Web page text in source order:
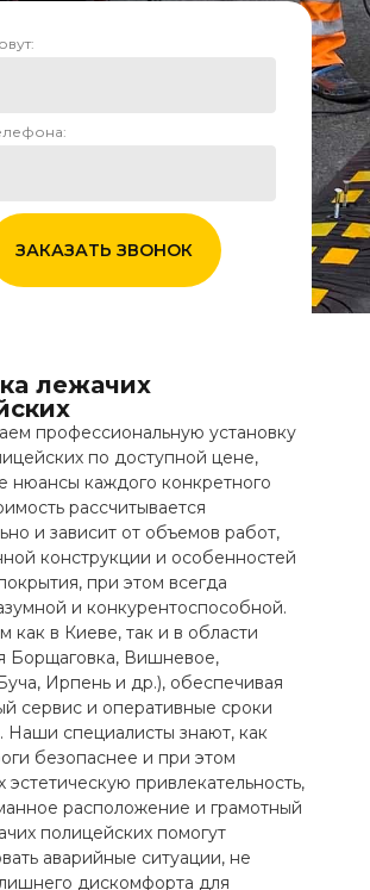
ЗАКАЗАТЬ ЗВОНОК
лежачих
профессиональную установку
по доступной цене,
нюансы каждого конкретного
рассчитывается
и зависит от объемов работ,
конструкции и особенностей
при этом всегда
и конкурентоспособной.
как в Киеве, так и в области
Борщаговка, Вишневое,
Ирпень и др.), обеспечивая
сервис и оперативные сроки
Наши специалисты знают, как
безопаснее и при этом
эстетическую привлекательность,
расположение и грамотный
полицейских помогут
аварийные ситуации, не
дискомфорта для